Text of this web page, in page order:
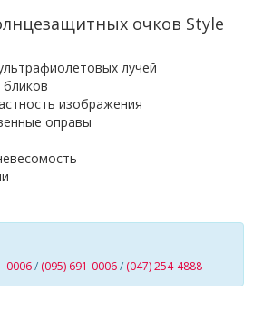
очков Style
лучей
изображения
оправы
0006/ (095) 691-0006/ (047) 254-4888